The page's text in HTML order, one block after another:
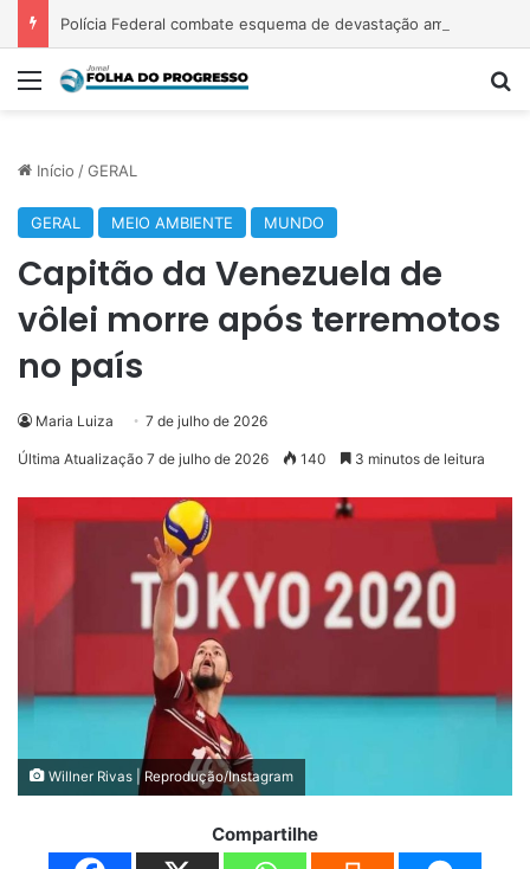
Menu
Início /GERAL
GERAL MEIO AMBIENTE MUNDO
Capitão da Venezuela de
vôlei morre após terremotos
no país
Maria Luiza 7 de julho de 2026
Última Atualização 7 de julho de 2026 140 3 minutos de leitura
Willner Rivas | Reprodução/Instagram
Compartilhe